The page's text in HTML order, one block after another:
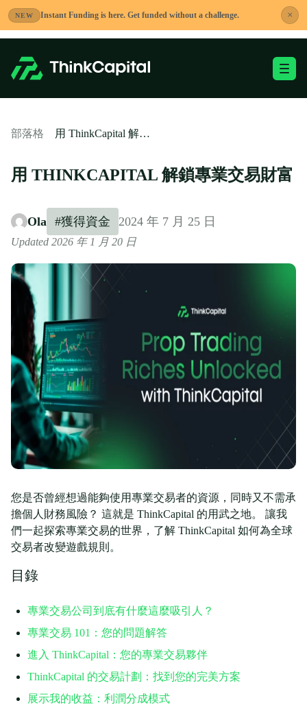
NEW Instant Funding is here. Get funded without a challenge. ×
到
內
切換移動端選單
部落格 用 ThinkCapital 解鎖專業交易財富
用 THINKCAPITAL 解鎖專業交易財富
Ola #獲得資金 2024 年 7 月 25 日
Updated 2026 年 1 月 20 日
您是否曾經想過能夠使用專業交易者的資源，同時又不需承
擔個人財務風險？ 這就是 ThinkCapital 的用武之地。 讓我
們一起探索專業交易的世界，了解 ThinkCapital 如何為全球
交易者改變遊戲規則。
目錄
專業交易公司到底有什麼這麼吸引人？
專業交易 101：您的問題解答
進入 ThinkCapital：您的專業交易夥伴
ThinkCapital 的交易計劃：找到您的完美方案
展示我的收益：利潤分成模式